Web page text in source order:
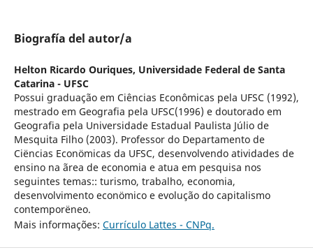
Biografía del autor/a
Helton Ricardo Ouriques, Universidade Federal de Santa
Catarina - UFSC
Possui graduação em Ciências Econômicas pela UFSC (1992),
mestrado em Geografia pela UFSC(1996) e doutorado em
Geografia pela Universidade Estadual Paulista Júlio de
Mesquita Filho (2003). Professor do Departamento de
Ciëncias Econömicas da UFSC, desenvolvendo atividades de
ensino na ãrea de economia e atua em pesquisa nos
seguintes temas:: turismo, trabalho, economia,
desenvolvimento econömico e evolução do capitalismo
contemporëneo.
Mais informações: Currículo Lattes - CNPq.